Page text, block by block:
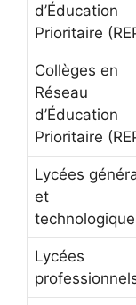
d’Éducation
Prioritaire
Collèges en
Réseau
d’Éducation
Prioritaire
Lycées
et
Lycées